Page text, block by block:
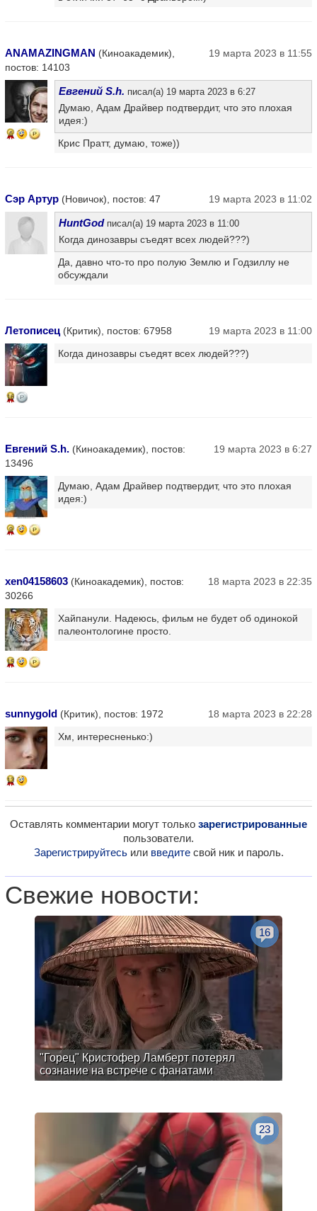
ANAMAZINGMAN (Киноакадемик),
постов: 14103
19 марта 2023 в 11:55
6
Евгений S.h. писал(а) 19 марта 2023 в 6:27
Думаю, Адам Драйвер подтвердит, что это плохая
идея:)
Крис Пратт, думаю, тоже))
Сэр Артур (Новичок), постов: 47 19 марта 2023 в 11:02
HuntGodписал(а) 19 марта 2023 в 11:00
Когда динозавры съедят всех людей???)
Да, давно что-то про полую Землю и Годзиллу не
обсуждали
Летописец (Критик), постов: 67958 19 марта 2023 в 11:00
16
Когда динозавры съедят всех людей???)
Евгений S.h. (Киноакадемик), постов:
13496
19 марта 2023 в 6:27
9
Думаю, Адам Драйвер подтвердит, что это плохая
идея:)
xen04158603 (Киноакадемик), постов:
30266
18 марта 2023 в 22:35
15
Хайпанули. Надеюсь, фильм не будет об одинокой
палеонтологине просто.
sunnygold (Критик), постов: 1972 18 марта 2023 в 22:28
13
Хм, интересненько:)
Оставлять комментарии могут только зарегистрированные
пользователи.
Зарегистрируйтесьили введитесвой ник и пароль.
Свежие новости:
"Горец" Кристофер Ламберт потерял
сознание на встрече с фанатами
16
23